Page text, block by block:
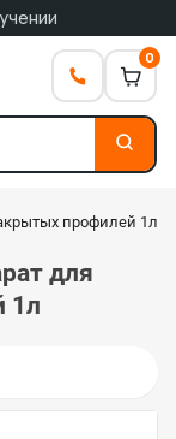
0
профилей 1л
для
1л